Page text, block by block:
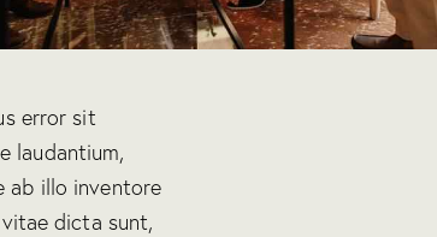
error sit
laudantium,
ab illo inventore
dicta sunt,